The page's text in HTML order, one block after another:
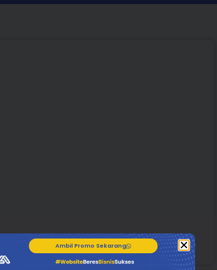
Ambil Promo Sekarang